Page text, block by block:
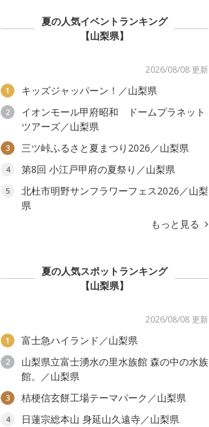
夏の人気イベントランキング
【山梨県】
2026/08/08 更新
1 キッズジャッパーン！／山梨県
2
イオンモール甲府昭和 ドームプラネット
ツアーズ／山梨県
3 三ツ峠ふるさと夏まつり2026／山梨県
4 第8回 小江戸甲府の夏祭り／山梨県
5
北杜市明野サンフラワーフェス2026／山梨
県
もっと見る
夏の人気スポットランキング
【山梨県】
2026/08/08 更新
1 富士急ハイランド／山梨県
2
山梨県立富士湧水の里水族館 森の中の水族
館。／山梨県
3 桔梗信玄餅工場テーマパーク／山梨県
4 日蓮宗総本山 身延山久遠寺／山梨県